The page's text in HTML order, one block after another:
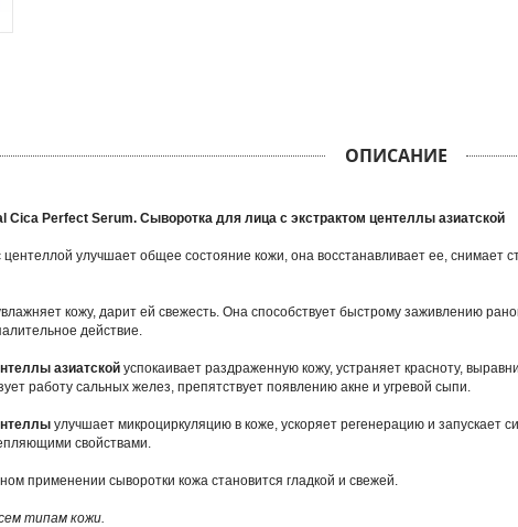
ОПИСАНИЕ
Cica Perfect Serum. Сыворотка для лица с экстрактом центеллы азиатской
центеллой улучшает общее состояние кожи, она восстанавливает ее, снимает
кожу, дарит ей свежесть. Она способствует быстрому заживлению
действие.
азиатской успокаивает раздраженную кожу, устраняет красноту,
работу сальных желез, препятствует появлению акне и угревой сыпи.
улучшает микроциркуляцию в коже, ускоряет регенерацию и запускает
свойствами.
применении сыворотки кожа становится гладкой и свежей.
типам кожи.